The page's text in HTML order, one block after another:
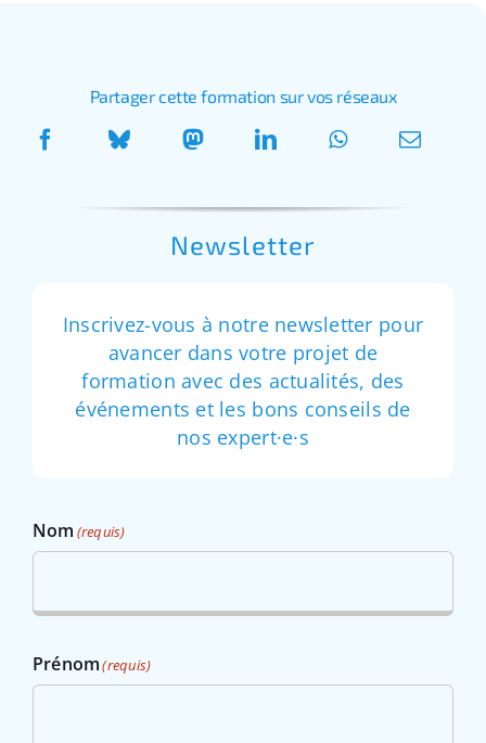
Partager cette formation sur vos réseaux
Newsletter
Inscrivez-vous à notre newsletter pour
avancer dans votre projet de
formation avec des actualités, des
événements et les bons conseils de
nos expert·e·s
Nom (requis)
Prénom(requis)